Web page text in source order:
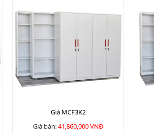
Giá MCF3K2
Giá bán:41,860,000 VNĐ